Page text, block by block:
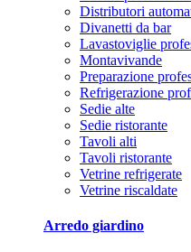
Distributori
Divanetti da bar
Lavastoviglie
Montavivande
Preparazione
Refrigerazione
Sedie alte
Sedie ristorante
Tavoli alti
Tavoli ristorante
Vetrine refrigerate
Vetrine riscaldate
Arredo giardino